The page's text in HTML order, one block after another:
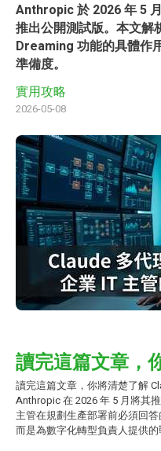
Anthropic 於 2026 年 5
推出公開測試版。本文
Dreaming 功能的具體作
準備度。
實用攻略
2026-05-08
讀完這篇文章，
讀完這篇文章，你將清楚了解
Anthropic 在 2026 年 5 月將其
主管在規劃生產部署前必須回
而是為數字化轉型負責人提供的